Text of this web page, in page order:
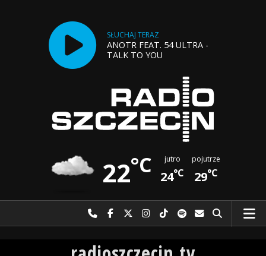
SŁUCHAJ TERAZ
ANOTR FEAT. 54 ULTRA -
TALK TO YOU
22°C jutro
24°C
pojutrze
29°C
Najlepiej po prostu do nas zadzwoń
Odwiedź nas na Facebook-u
Odwiedź nas na X
Odwiedź nas na Instagram-ie
Odwiedź nas na TikTok-u
Szukaj nas na Spotify
Wyślij do nas
Szukaj